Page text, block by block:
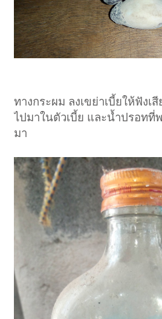
ทางกระผม ลงเขย่าเบี้ยให้ฟังเ
ไปมาในตัวเบี้ย และน้ำปรอทที่
มา